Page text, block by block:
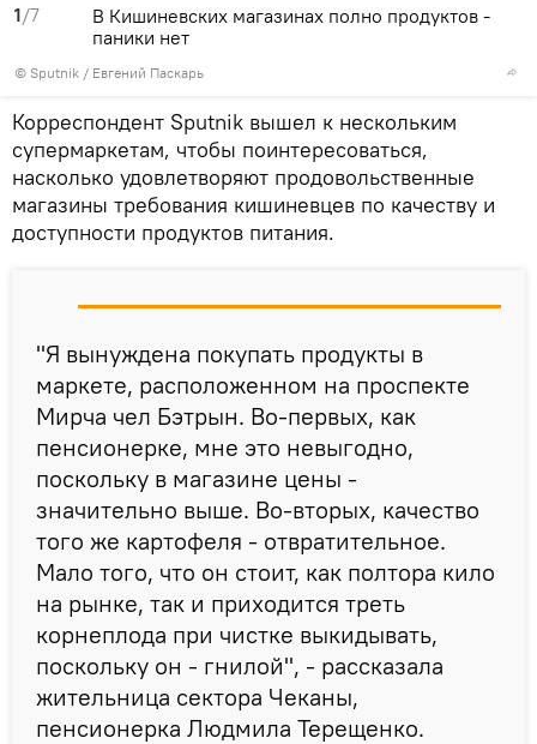
1/7
© Sputnik / Евгений Паскарь
В Кишиневских магазинах полно продуктов -
паники нет
Корреспондент Sputnik вышел к нескольким
супермаркетам, чтобы поинтересоваться,
насколько удовлетворяют продовольственные
магазины требования кишиневцев по качеству и
доступности продуктов питания.
"Я вынуждена покупать продукты в
маркете, расположенном на проспекте
Мирча чел Бэтрын. Во-первых, как
пенсионерке, мне это невыгодно,
поскольку в магазине цены -
значительно выше. Во-вторых, качество
того же картофеля - отвратительное.
Мало того, что он стоит, как полтора кило
на рынке, так и приходится треть
корнеплода при чистке выкидывать,
поскольку он - гнилой", - рассказала
жительница сектора Чеканы,
пенсионерка Людмила Терещенко.